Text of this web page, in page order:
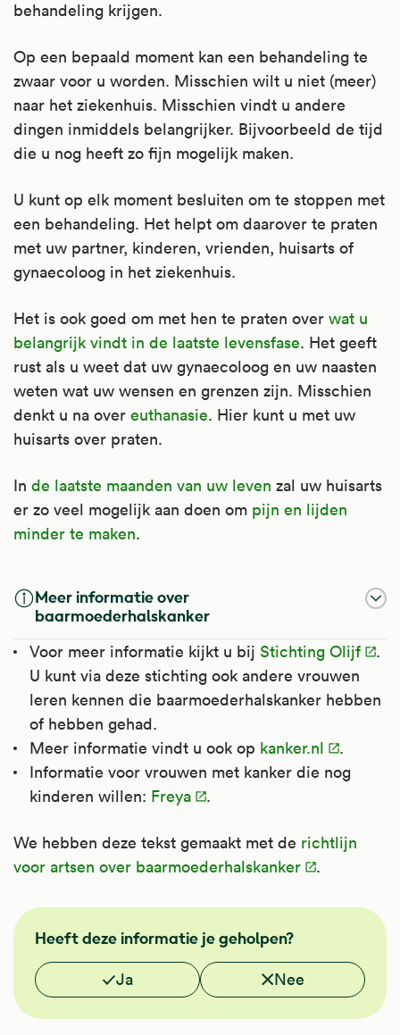
de endeldarm), de borsten, longen, nieren,
het buikvlies.
Soms ook als injectie in het oog bij de
oogziekte maculadegeneratie. En verder om
wildgroei van bloedvaatjes in het hoornvlies
Kijk voor meer informatie op
Apotheek.nl
.
behandeling krijgen.
Op een bepaald moment kan een behandeling te
zwaar voor u worden. Misschien wilt u niet (meer)
naar het ziekenhuis. Misschien vindt u andere
dingen inmiddels belangrijker. Bijvoorbeeld de tijd
die u nog heeft zo fijn mogelijk maken.
U kunt op elk moment besluiten om te stoppen met
een behandeling. Het helpt om daarover te praten
met uw partner, kinderen, vrienden, huisarts of
gynaecoloog in het ziekenhuis.
Het is ook goed om met hen te praten over wat u
belangrijk vindt in de laatste levensfase. Het geeft
rust als u weet dat uw gynaecoloog en uw naasten
weten wat uw wensen en grenzen zijn. Misschien
denkt u na over euthanasie. Hier kunt u met uw
huisarts over praten.
In de laatste maanden van uw leven zal uw huisarts
er zo veel mogelijk aan doen om pijn en lijden
minder te maken.
Meer informatie over
baarmoederhalskanker
Voor meer informatie kijkt u bij Stichting Olijf
.
U kunt via deze stichting ook andere vrouwen
leren kennen die baarmoederhalskanker hebben
of hebben gehad.
Meer informatie vindt u ook op kanker.nl
.
Informatie voor vrouwen met kanker die nog
kinderen willen: Freya .
We hebben deze tekst gemaakt met de richtlijn
voor artsen over baarmoederhalskanker
.
FMS
Heeft deze informatie je geholpen?
Vond je deze informatie nuttig?
Ja Nee